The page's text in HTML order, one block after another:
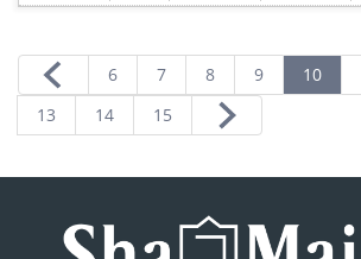
6 7 8 9 10
13
14 15